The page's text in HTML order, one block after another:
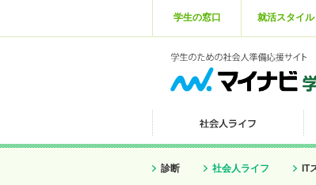
学生の窓口 就活スタイル
診断 社会人ライフ IT